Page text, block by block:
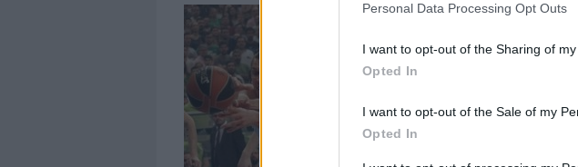
Personal Data Processing Opt Outs
I want to opt-out of the Sharing of my
Opted In
I want to opt-out of the Sale of my
Opted In
Στην
Πλάνινιτς
ενισχύει την